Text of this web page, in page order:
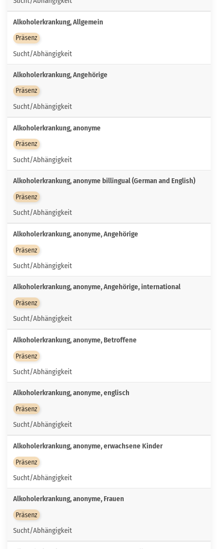
Alkoholerkrankung, Allgemein
Präsenz
Sucht/Abhängigkeit
Alkoholerkrankung, Angehörige
Präsenz
Sucht/Abhängigkeit
Alkoholerkrankung, anonyme
Präsenz
Sucht/Abhängigkeit
Alkoholerkrankung, anonyme billingual (German and English)
Präsenz
Sucht/Abhängigkeit
Alkoholerkrankung, anonyme, Angehörige
Präsenz
Sucht/Abhängigkeit
Alkoholerkrankung, anonyme, Angehörige, international
Präsenz
Sucht/Abhängigkeit
Alkoholerkrankung, anonyme, Betroffene
Präsenz
Sucht/Abhängigkeit
Alkoholerkrankung, anonyme, englisch
Präsenz
Sucht/Abhängigkeit
Alkoholerkrankung, anonyme, erwachsene Kinder
Präsenz
Sucht/Abhängigkeit
Alkoholerkrankung, anonyme, Frauen
Präsenz
Sucht/Abhängigkeit